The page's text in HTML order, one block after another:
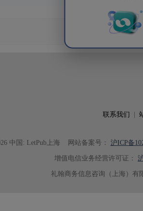
联系我们
中国: LetPub上海 网站备案号： 沪ICP备
增值电信业务经营许可证：
礼翰商务信息咨询（上海）